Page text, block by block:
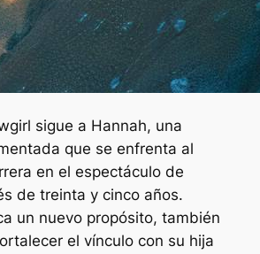
sigue a Hannah, una
que se enfrenta al
en el espectáculo de
de treinta y cinco años.
un nuevo propósito, también
el vínculo con su hija